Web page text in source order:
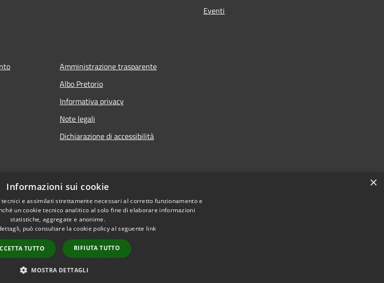
Eventi
Amministrazione trasparente
Albo Pretorio
Informativa privacy
Note legali
Dichiarazione di accessibilità
Copyright © 2026 • Comune di Martignana di Po • Powered by
×
Informazioni sui cookie
e assimilati strettamente necessari al corretto funzionamento e
un cookie tecnico analitico al solo fine di elaborare informazioni
statistiche, aggregate e anonime.
può consultare la cookie policy al seguente link
TUTTO RIFIUTA TUTTO
MOSTRA DETTAGLI